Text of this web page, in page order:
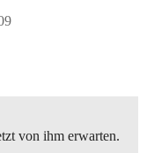
von ihm erwarten.